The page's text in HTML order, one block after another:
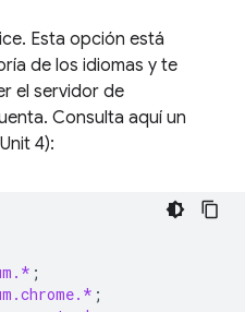
Esta opción está
de los idiomas y te
el servidor de
Consulta aquí un
4):
;
;